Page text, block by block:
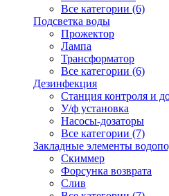
Все категории (6)
Подсветка воды
Прожектор
Лампа
Трансформатор
Все категории (6)
Дезинфекция
Станция контроля и
У/ф установка
Насосы-дозаторы
Все категории (7)
Закладные элементы
Скиммер
Форсунка возврата
Слив